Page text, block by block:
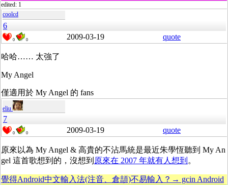
edited: 1
coolcd
6
0 0 2009-03-19 quote
哈哈…… 太強了
My Angel
僅適用於 My Angel 的 fans
eliu
7
0 0 2009-03-19 quote
原來以為 My Angel & 高貴的不沾馬統是最近朱學恆聽到 My An
gel 這首歌想到的，沒想到 原來在 2007 年就有人想到 。
覺得Android中文輸入法(注音、倉頡)不易輸入？→ gcin Android